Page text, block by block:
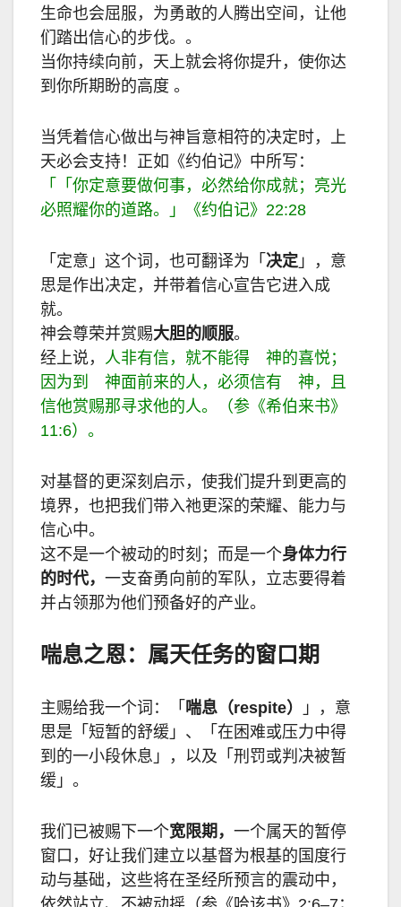
生命也会屈服，为勇敢的人腾出空间，让他
们踏出信心的步伐。。
当你持续向前，天上就会将你提升，使你达
到你所期盼的高度 。
当凭着信心做出与神旨意相符的决定时，上
天必会支持！正如《约伯记》中所写：
「「你定意要做何事，必然给你成就；亮光
必照耀你的道路。」《约伯记》 22:28
「定意」这个词，也可翻译为「 决定 」，意
思是作出决定，并带着信心宣告它进入成
就。
神会尊荣并赏赐大胆的顺服。
经上说， 人非有信，就不能得 神的喜悦；
因为到 神面前来的人，必须信有 神，且
信他赏赐那寻求他的人。（参《希伯来书》
11:6）。
对基督的更深刻启示，使我们提升到更高的
境界，也把我们带入祂更深的荣耀、能力与
信心中。
这不是一个被动的时刻；而是一个身体力行
的时代， 一支奋勇向前的军队，立志要得着
并占领那为他们预备好的产业。
喘息之恩：属天任务的窗口期
主赐给我一个词：「 喘息（respite）
」，意
思是「短暂的舒缓」、「在困难或压力中得
到的一小段休息」，以及「刑罚或判决被暂
缓」。
我们已被赐下一个宽限期， 一个属天的暂停
窗口，好让我们建立以基督为根基的国度行
动与基础，这些将在圣经所预言的震动中，